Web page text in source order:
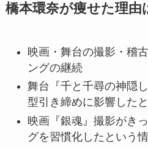
橋本環奈が痩せた理由
映画・舞台の撮影・稽
ングの継続
舞台『千と千尋の神隠
型引き締めに影響した
映画『銀魂』撮影がき
グを習慣化したという